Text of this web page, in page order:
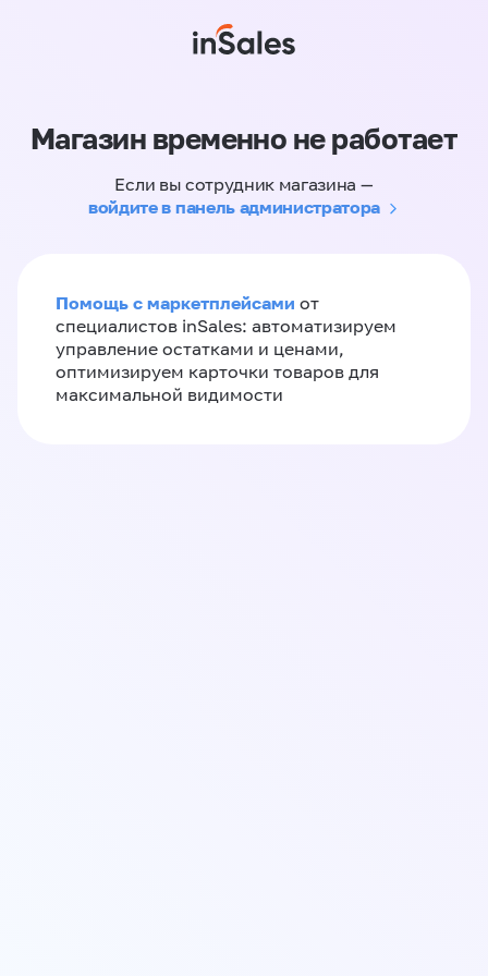
Магазин временно не работает
Если вы сотрудник магазина —
войдите в панель администратора
Помощь с маркетплейсами от
специалистов inSales: автоматизируем
управление остатками и ценами,
оптимизируем карточки товаров для
максимальной видимости